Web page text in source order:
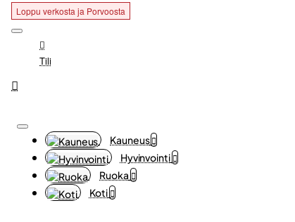
Tili
Kauneus
Hyvinvointi
Ruoka
Koti
Loppu verkosta ja Porvoosta
Loppu verkosta ja Porvoosta